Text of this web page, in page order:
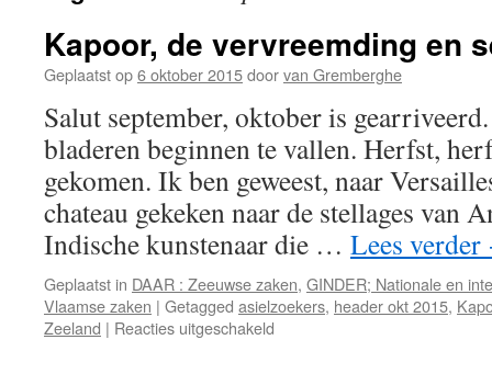
Kapoor, de vervreemding en
Geplaatst op6 oktober 2015doorvan Gremberghe
Salut september, oktober is
bladeren beginnen te vallen. Herfst,
gekomen. Ik ben geweest, naar
chateau gekeken naar de stellages van
Indische kunstenaar die … Lees verder
Geplaatst in DAAR : Zeeuwse zaken, GINDER; Nationale en
Vlaamse zaken | Getagged asielzoekers, header okt 2015,
Zeeland | Reacties uitgeschakeld